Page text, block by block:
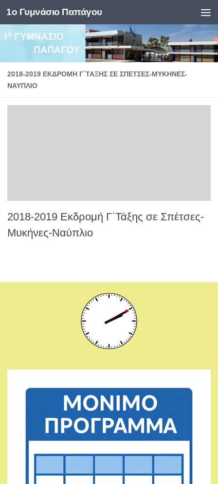
Skip to content
1ο Γυμνάσιο Παπάγου
2018-2019 ΕΚΔΡΟΜΉ Γ΄ΤΆΞΗΣ ΣΕ ΣΠΈΤΣΕΣ-ΜΥΚΉΝΕΣ-
ΝΑΎΠΛΙΟ
2018-2019 Εκδρομή Γ΄Τάξης σε Σπέτσες-
Μυκήνες-Ναύπλιο